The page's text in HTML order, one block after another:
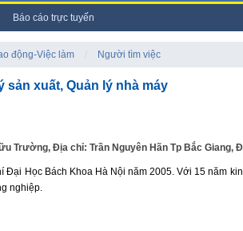
Báo cáo trực tuyến
động-Việc làm Người tìm việc
sản xuất, Quản lý nhà máy
Trường, Địa chỉ: Trần Nguyên Hãn Tp Bắc Giang,
Đại Học Bách Khoa Hà Nội năm 2005. Với 15 năm
nghiệp.